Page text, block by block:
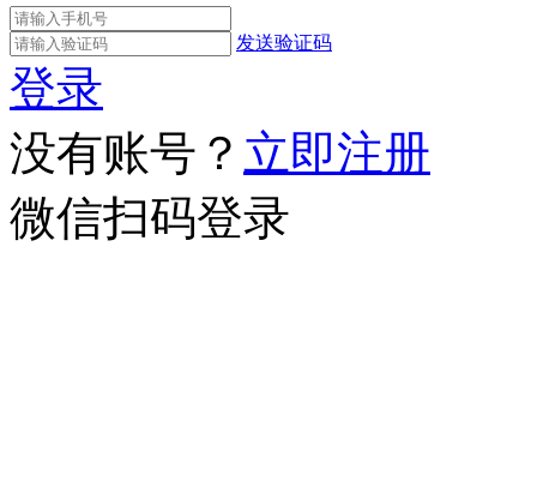
发送验证码
登录
没有账号？ 立即注册
微信扫码登录